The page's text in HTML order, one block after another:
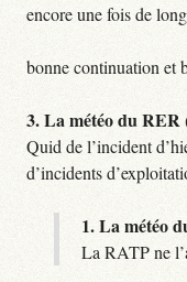
encore une fois de
bonne continuation et
3.La météo du RER
Quid de l’incident
d’incidents
1.La météo
La RATP ne